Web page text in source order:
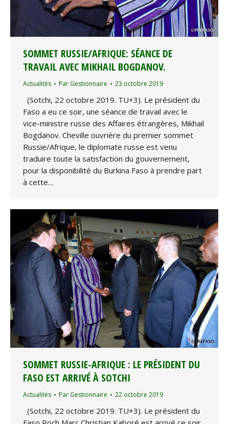
SOMMET RUSSIE/AFRIQUE: SÉANCE DE
TRAVAIL AVEC MIKHAIL BOGDANOV.
Actualités Par Gestionnaire 23 octobre 2019
(Sotchi, 22 octobre 2019. TU+3). Le président du
Faso a eu ce soir, une séance de travail avec le
vice-ministre russe des Affaires étrangères, Mikhail
Bogdanov. Cheville ouvrière du premier sommet
Russie/Afrique, le diplomate russe est venu
traduire toute la satisfaction du gouvernement,
pour la disponibilité du Burkina Faso à prendre part
à cette…
SOMMET RUSSIE-AFRIQUE : LE PRÉSIDENT DU
FASO EST ARRIVÉ À SOTCHI
Actualités Par Gestionnaire 22 octobre 2019
(Sotchi, 22 octobre 2019. TU+3). Le président du